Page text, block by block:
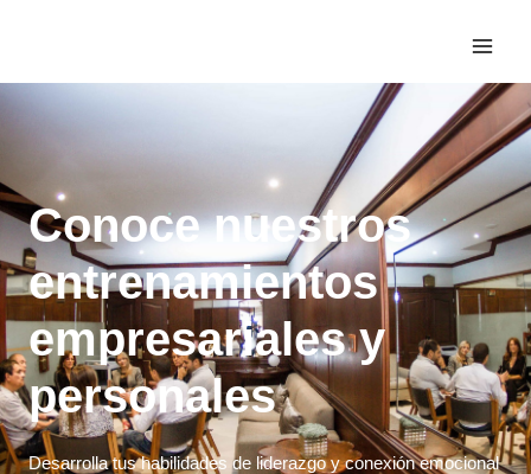
Conoce nuestros
entrenamientos
empresariales y
personales
Desarrolla tus habilidades de liderazgo y conexión emocional